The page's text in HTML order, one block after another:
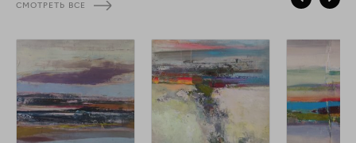
СМОТРЕТЬ ВСЕ